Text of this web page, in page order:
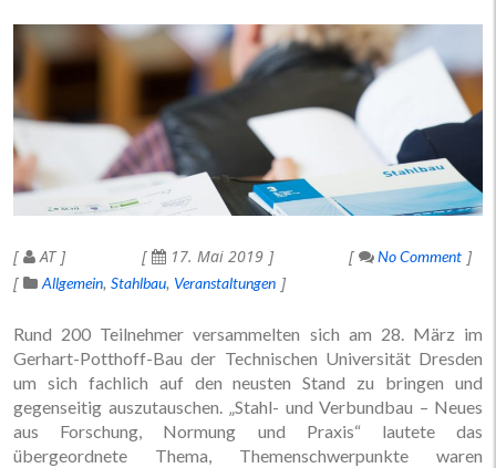
AT 17. Mai 2019
No Comment
Allgemein Stahlbau Veranstaltungen
Rund 200 Teilnehmer versammelten sich am 28. März im
Gerhart-Potthoff-Bau der Technischen Universität Dresden
um sich fachlich auf den neusten Stand zu bringen und
gegenseitig auszutauschen. „Stahl- und Verbundbau – Neues
aus Forschung, Normung und Praxis“ lautete das
übergeordnete Thema, Themenschwerpunkte waren